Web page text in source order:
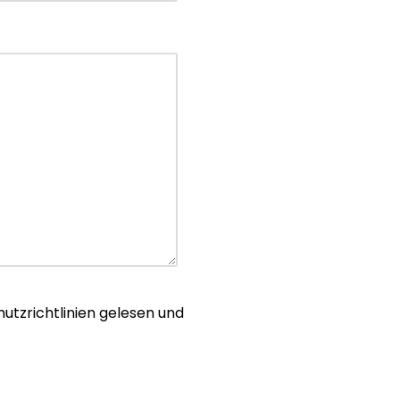
gelesen und